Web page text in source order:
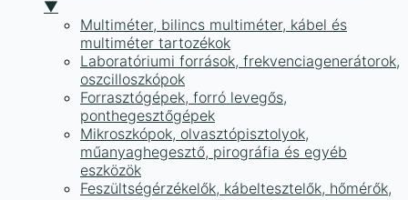
▼
Multiméter, bilincs multiméter, kábel és
multiméter tartozékok
Laboratóriumi források, frekvenciagenerátorok,
oszcilloszkópok
Forrasztógépek, forró levegős,
ponthegesztőgépek
Mikroszkópok, olvasztópisztolyok,
műanyaghegesztő, pirográfia és egyéb
eszközök
Feszültségérzékelők, kábeltesztelők, hőmérők,